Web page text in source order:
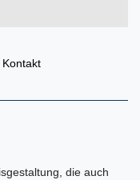
Kontakt
die auch